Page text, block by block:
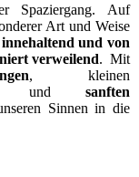
Spaziergang. Auf
Art und Weise
und von
verweilend. Mit
, kleinen
undsanften
Sinnen in die